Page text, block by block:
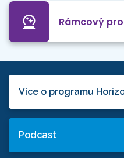
Rámcový
Více o programu
Podcast